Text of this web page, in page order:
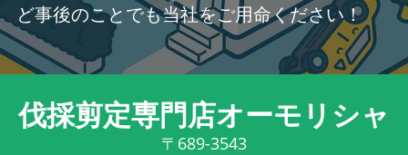
ど事後のことでも当社をご用命ください！
伐採剪定専門店オーモリシャ
〒689-3543